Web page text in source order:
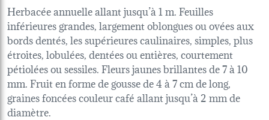
Herbacée annuelle allant jusqu’à 1 m. Feuilles
inférieures grandes, largement oblongues ou ovées aux
bords dentés, les supérieures caulinaires, simples, plus
étroites, lobulées, dentées ou entières, courtement
pétiolées ou sessiles. Fleurs jaunes brillantes de 7 à 10
mm. Fruit en forme de gousse de 4 à 7 cm de long,
graines foncées couleur café allant jusqu’à 2 mm de
diamètre.